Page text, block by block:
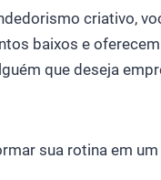
criativo,
baixos e
que deseja
sua rotina em